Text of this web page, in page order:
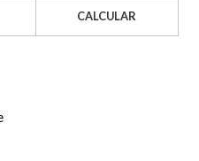
CALCULAR